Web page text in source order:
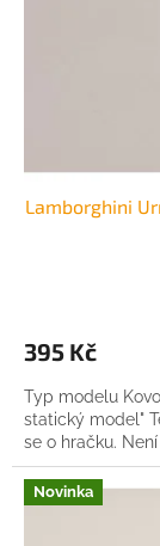
Lamborghini
395 Kč
Typ modelu
statický model"
se o hračku.
Novinka